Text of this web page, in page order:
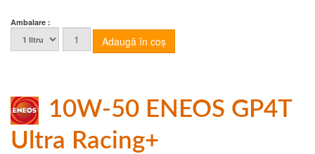
Ambalare :
10W-50 ENEOS GP4T
Ultra Racing+